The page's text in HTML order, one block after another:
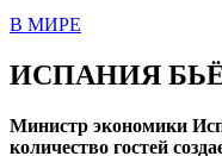
В МИРЕ
ИСПАНИЯ
Министр экономики
количество гостей